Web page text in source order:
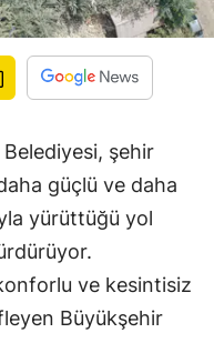
şehir
güçlü ve daha
yürüttüğü yol
ve kesintisiz
Büyükşehir